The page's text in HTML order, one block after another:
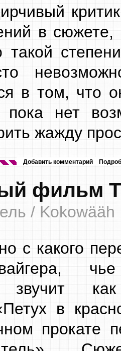
в сюжете,
в том, что
нет
жажду
Добавить комментарий
фильм
/ Kokowääh
с какого
чье
звучит
в
прокате